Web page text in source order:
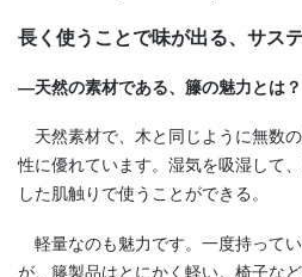
長く使うことで味が出る、サス
―天然の素材である、籐の魅力とは？
天然素材で、木と同じように無数
性に優れています。湿気を吸湿して
した肌触りで使うことができる。
軽量なのも魅力です。一度持って
が、籐製品はとにかく軽い。椅子な